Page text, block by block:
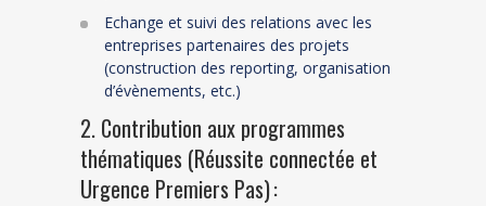
Echange et suivi des relations avec les
entreprises partenaires des projets
(construction des reporting, organisation
d’évènements, etc.)
2. Contribution aux programmes
thématiques (Réussite connectée et
Urgence Premiers Pas) :